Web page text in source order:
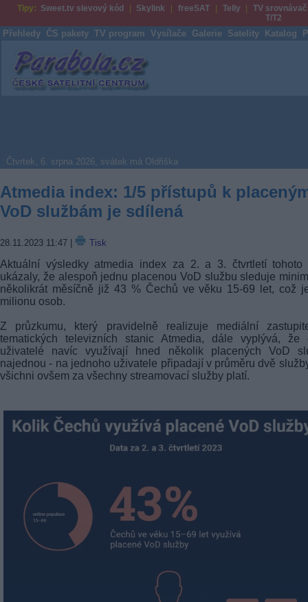
Tipy: Sweet.tv slevový kód Skylink freeSAT Telly
TV srovnávač
T/T2
Přehledy ČS pakety TV program Vysílače Galerie Satelity Katalog
Parabola.cz
Čtvrtek, 6. srpna 2026, svátek má Oldřiška
Atmedia index: 1/5 přístupů k
VoD službám je sdílená
28.11.2023 11:47 Tisk
Aktuální výsledky atmedia index za 2. a 3. čtvrtletí tohoto
ukázaly, že alespoň jednu placenou VoD službu sleduje
několikrát měsíčně již 43 % Čechů ve věku 15-69 let, což
milionu osob.
Z průzkumu, který pravidelně realizuje mediální
tematických televizních stanic Atmedia, dále vyplývá, že
uživatelé navíc využívají hned několik placených VoD
najednou - na jednoho uživatele připadají v průměru dvě
všichni ovšem za všechny streamovací služby platí.